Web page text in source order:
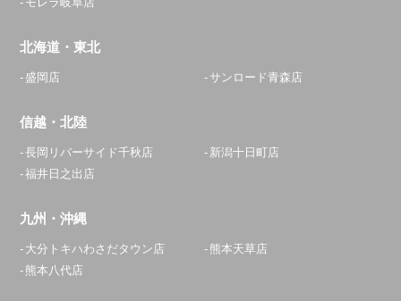
北海道・東北
盛岡店 サンロード青森店
信越・北陸
長岡リバーサイド千秋店
新潟十日町店
福井日之出店
九州・沖縄
大分トキハわさだタウン店
熊本天草店
熊本八代店